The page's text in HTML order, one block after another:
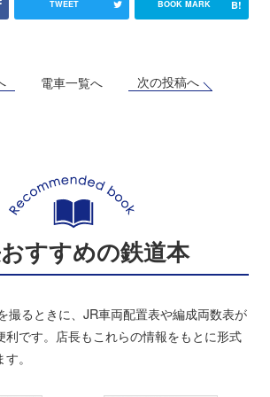
TWEET BOOK MARK B!
電車一覧へ 次の投稿へ
すすめの鉄道本
撮るときに、JR車両配置表や編成両数表が
利です。店長もこれらの情報をもとに形式
。